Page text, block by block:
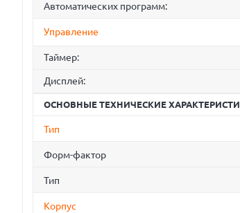
Автоматических программ:
Управление
Таймер:
Дисплей:
ОСНОВНЫЕ ТЕХНИЧЕСКИЕ
Тип
Форм-фактор
Тип
Корпус